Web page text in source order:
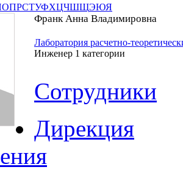
ОПРСТУФХЦЧШЩЭЮЯ
Франк Анна Владимировна
Лаборатория расчетно-
Инженер 1 категории
Сотрудники
Дирекция